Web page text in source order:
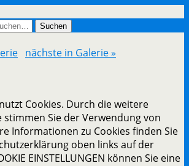
nächste in Galerie »
Cookies. Durch die weitere
stimmen Sie der Verwendung von
Informationen zu Cookies finden Sie
oben links auf der
EINSTELLUNGEN können Sie eine